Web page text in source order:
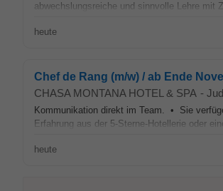
abwechslungsreiche und sinnvolle Lehre mit
heute
Chef de Rang (m/w) / ab Ende
CHASA MONTANA HOTEL & SPA -
Kommunikation direkt im Team. • Sie
Erfahrung aus der 5-Sterne-Hotellerie oder
heute